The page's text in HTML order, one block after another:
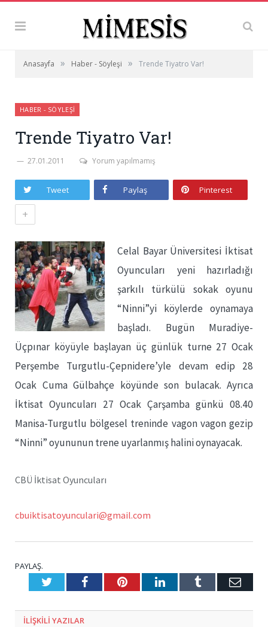
Anasayfa » Haber - Söyleşi » Trende Tiyatro Var!
HABER - SÖYLEŞI
Trende Tiyatro Var!
27.01.2011 Yorum yapılmamış
Tweet Paylaş Pinterest
+
Celal Bayar Üniversitesi İktisat
Oyuncuları yeni hazırladığı
şarkılı türkülü sokak oyunu
“Ninni”yi köylerde oynamaya
başladı. Bugün Muradiye-
Üçpınar köyüyle başlayan üç günlük turne 27 Ocak
Perşembe Turgutlu-Çepnidere’yle devam edip 28
Ocak Cuma Gülbahçe köyünde son bulacak. Ayrıca
İktisat Oyuncuları 27 Ocak Çarşamba günkü 08.40
Manisa-Turgutlu bölgesel treninde vagon vagon gezip
“Ninni” oyununun trene uyarlanmış halini oynayacak.
CBÜ İktisat Oyuncuları
cbuiktisatoyunculari@gmail.com
PAYLAŞ.
TwitterFacebookPinterestLinkedInTumblr E-
ILIŞKILI YAZILAR